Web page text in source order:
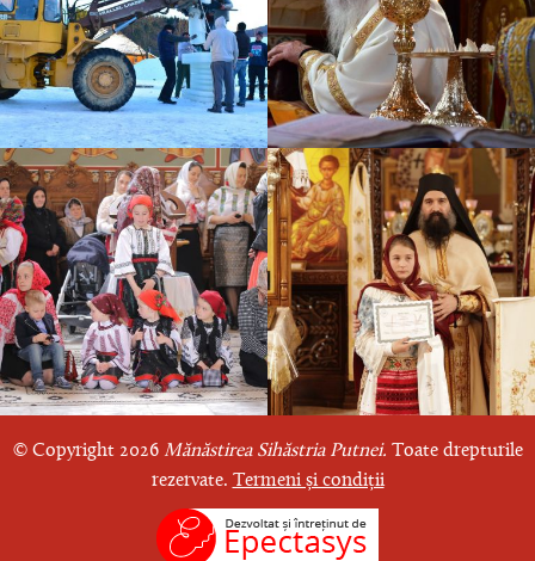
© Copyright 2026 Mănăstirea Sihăstria Putnei. Toate drepturile
rezervate. Termeni și condiții